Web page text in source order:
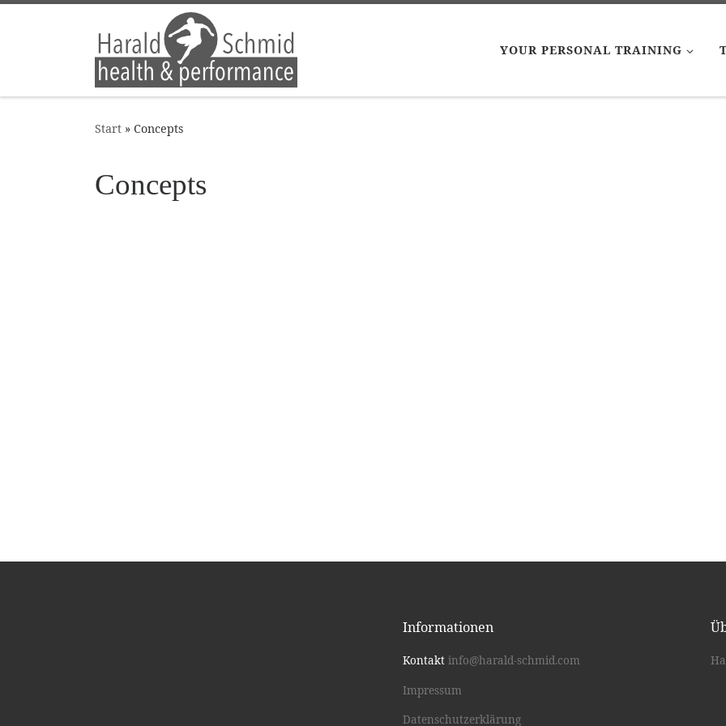
YOUR PERSONAL TRAINING
Start » Concepts
Concepts
Informationen
Kontakt info@harald-schmid.com
Impressum
Datenschutzerklärung